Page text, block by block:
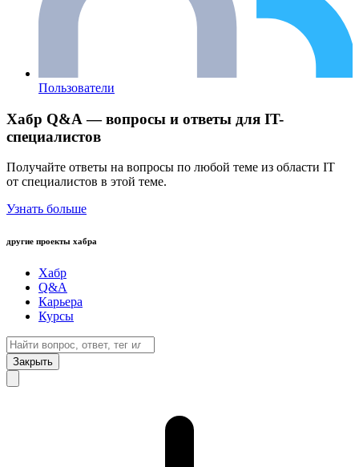
Пользователи
Хабр Q&A — вопросы и ответы для IT-
специалистов
Получайте ответы на вопросы по любой теме из области IT
от специалистов в этой теме.
Узнать больше
другие проекты хабра
Хабр
Q&A
Карьера
Курсы
Закрыть